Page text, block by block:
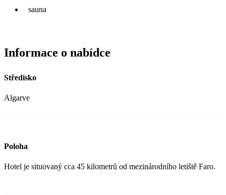
sauna
Informace o nabídce
Středisko
Algarve
Poloha
Hotel je situovaný cca 45 kilometrů od mezinárodního letiště Faro.